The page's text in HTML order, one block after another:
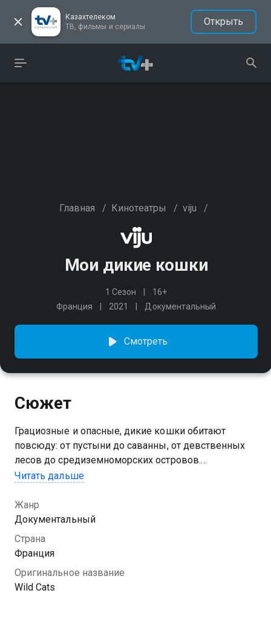
Казахтелеком
ТВ, фильмы и сериалы
Открыть
Главная / Кинотеатры / viju /
Мои дикие кошки
1 Сезон
16+
Франция
2021 Документальный
Смотреть
Сюжет
Грациозные и опасные, дикие кошки обитают
повсюду: от пустыни до саванны, от девственных
лесов до средиземноморских островов.
Посмотрите на мир глазами умнейших хищников —
камеры-ловушки, инфракрасные камеры и многое
другое) делают это возможным.
Читать дальше
Жанр
Документальный
Страна
Франция
Оригинальное название
Wild Cats